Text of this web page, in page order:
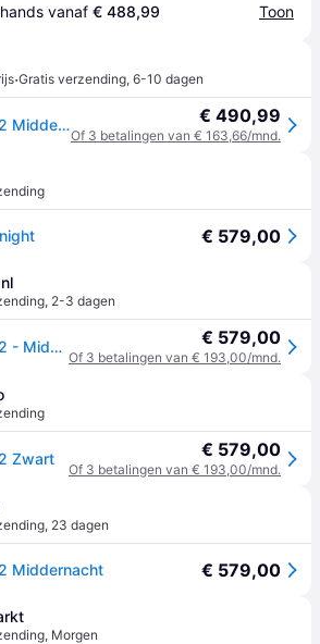
vanaf € 488,99 Toon
·Gratis verzending, 6-10 dagen
Apple AirPods Max 2 Middernacht MHWK4 € 490,99
Of 3 betalingen van € 163,66/mnd.
€ 579,00
, 2-3 dagen
Apple AirPods Max 2 - Midnight € 579,00
Of 3 betalingen van € 193,00/mnd.
Zwart € 579,00
Of 3 betalingen van € 193,00/mnd.
, 23 dagen
Middernacht € 579,00
, Morgen